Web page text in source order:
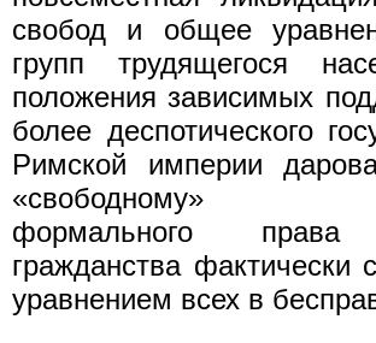
свобод и общее
групп трудящегося
положения зависимых
более деспотического
Римской империи
«свободному»
формального права
гражданства фактически
уравнением всех в